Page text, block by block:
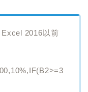
Excel 2016以前